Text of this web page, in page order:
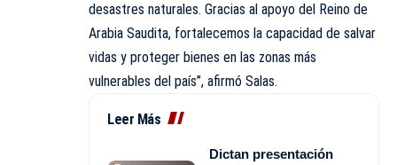
desastres naturales. Gracias al apoyo del Reino de
Arabia Saudita, fortalecemos la capacidad de salvar
vidas y proteger bienes en las zonas más
vulnerables del país”, afirmó Salas.
Leer Más
Dictan presentación